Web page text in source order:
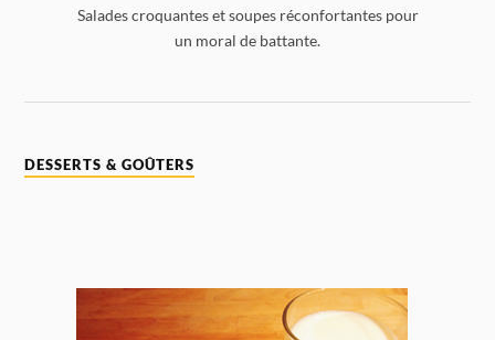
Salades croquantes et soupes réconfortantes pour
un moral de battante.
DESSERTS & GOÛTERS